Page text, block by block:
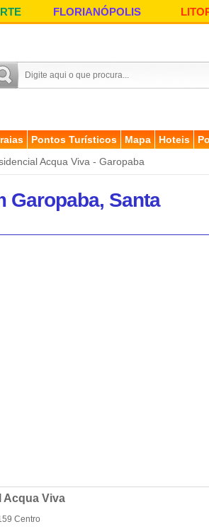
FLORIANÓPOLIS
Pontos Turísticos Mapa Hoteis
Acqua Viva - Garopaba
Garopaba, Santa
Acqua Viva
Centro